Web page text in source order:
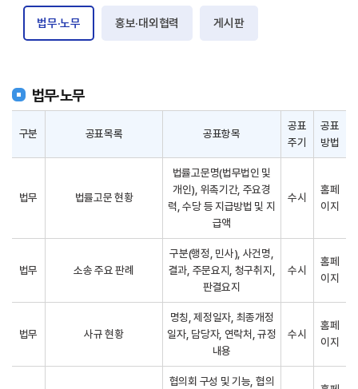
법무·노무 홍보·대외협력 게시판
법무·노무
구분 공표목록 공표항목
공표
주기
공표
방법
법무 법률고문 현황
법률고문명(법무법인 및
개인), 위촉기간, 주요경
력, 수당 등 지급방법 및 지
급액
수시
홈페
이지
법무 소송 주요 판례
구분(행정, 민사), 사건명,
결과, 주문요지, 청구취지,
판결요지
수시
홈페
이지
법무 사규 현황
명칭, 제정일자, 최종개정
일자, 담당자, 연락처, 규정
내용
수시
홈페
이지
협의회 구성 및 기능, 협의